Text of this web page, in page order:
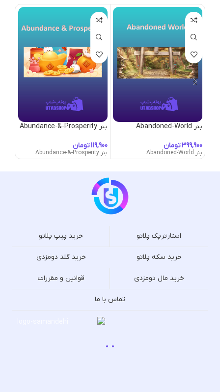
بنر Abandoned-World
تومان
بنر Abandoned-World
بنر Abundance-&-Prosperity
تومان
بنر Abundance-&-Prosperity
استارترپک پلاتو خرید پیپ پلاتو
خرید سکه پلاتو خرید گلد دومزدی
خرید مال دومزدی قوانین و مقررات
تماس با ما